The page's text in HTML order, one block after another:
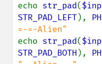
echo str_pad(
STR_PAD_LEFT),
echo str_pad(
STR_PAD_BOTH ),